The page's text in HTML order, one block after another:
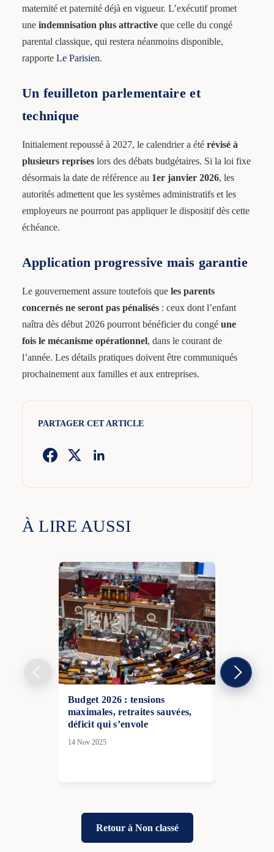
maternité et paternité déjà en vigueur. L’exécutif promet
une indemnisation plus attractiveque celle du congé
parental classique, qui restera néanmoins disponible,
rapporte Le Parisien.
Un feuilleton parlementaire et
technique
Initialement repoussé à 2027, le calendrier a été révisé à
plusieurs repriseslors des débats budgétaires. Si la loi fixe
désormais la date de référence au 1er janvier 2026, les
autorités admettent que les systèmes administratifs et les
employeurs ne pourront pas appliquer le dispositif dès cette
échéance.
Application progressive mais garantie
Le gouvernement assure toutefois que les parents
concernés ne seront pas pénalisés: ceux dont l’enfant
naîtra dès début 2026 pourront bénéficier du congé une
fois le mécanisme opérationnel, dans le courant de
l’année. Les détails pratiques doivent être communiqués
prochainement aux familles et aux entreprises.
PARTAGER CET ARTICLE
À LIRE AUSSI
Budget 2026 : tensions
maximales, retraites sauvées,
déficit qui s’envole
14 Nov 2025
Retour à Non classé